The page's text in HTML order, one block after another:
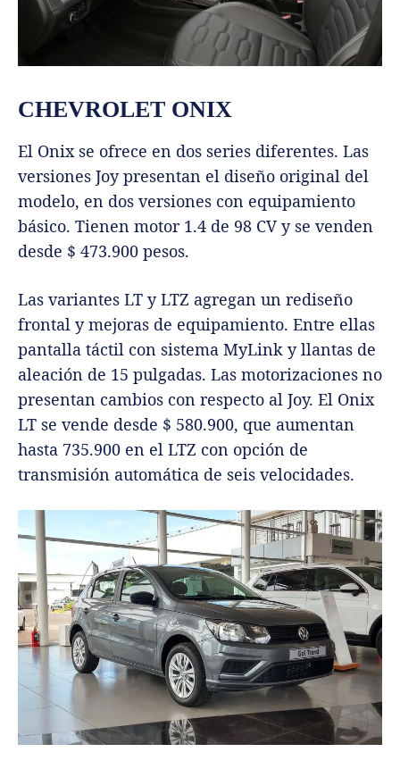
CHEVROLET ONIX
El Onix se ofrece en dos series diferentes. Las
versiones Joy presentan el diseño original del
modelo, en dos versiones con equipamiento
básico. Tienen motor 1.4 de 98 CV y se venden
desde $ 473.900 pesos.
Las variantes LT y LTZ agregan un rediseño
frontal y mejoras de equipamiento. Entre ellas
pantalla táctil con sistema MyLink y llantas de
aleación de 15 pulgadas. Las motorizaciones no
presentan cambios con respecto al Joy. El Onix
LT se vende desde $ 580.900, que aumentan
hasta 735.900 en el LTZ con opción de
transmisión automática de seis velocidades.